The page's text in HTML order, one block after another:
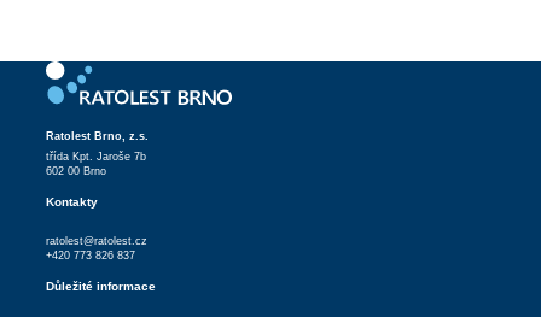
Ratolest Brno, z.s.
třída Kpt. Jaroše 7b
602 00 Brno
Kontakty
ratolest@ratolest.cz
+420 773 826 837
Důležité informace